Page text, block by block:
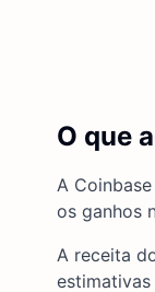
O que
A
os ganhos
A receita
estimativas